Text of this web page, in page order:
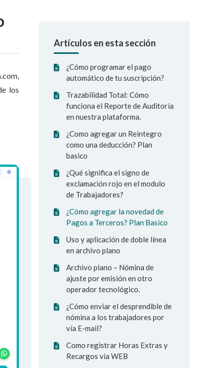
Artículos en esta sección
¿Cómo programar el pago
automático de tu suscripción?
Trazabilidad Total: Cómo
funciona el Reporte de Auditoría
en nuestra plataforma.
¿Como agregar un Reintegro
como una deducción? Plan
basico
¿Qué significa el signo de
exclamación rojo en el modulo
de Trabajadores?
¿Cómo agregar la novedad de
Pagos a Terceros? Plan Basico
Uso y aplicación de doble línea
en archivo plano
Archivo plano – Nómina de
ajuste por emisión en otro
operador tecnológico.
¿Cómo enviar el desprendible de
nómina a los trabajadores por
vía E-mail?
Como registrar Horas Extras y
Recargos via WEB
los